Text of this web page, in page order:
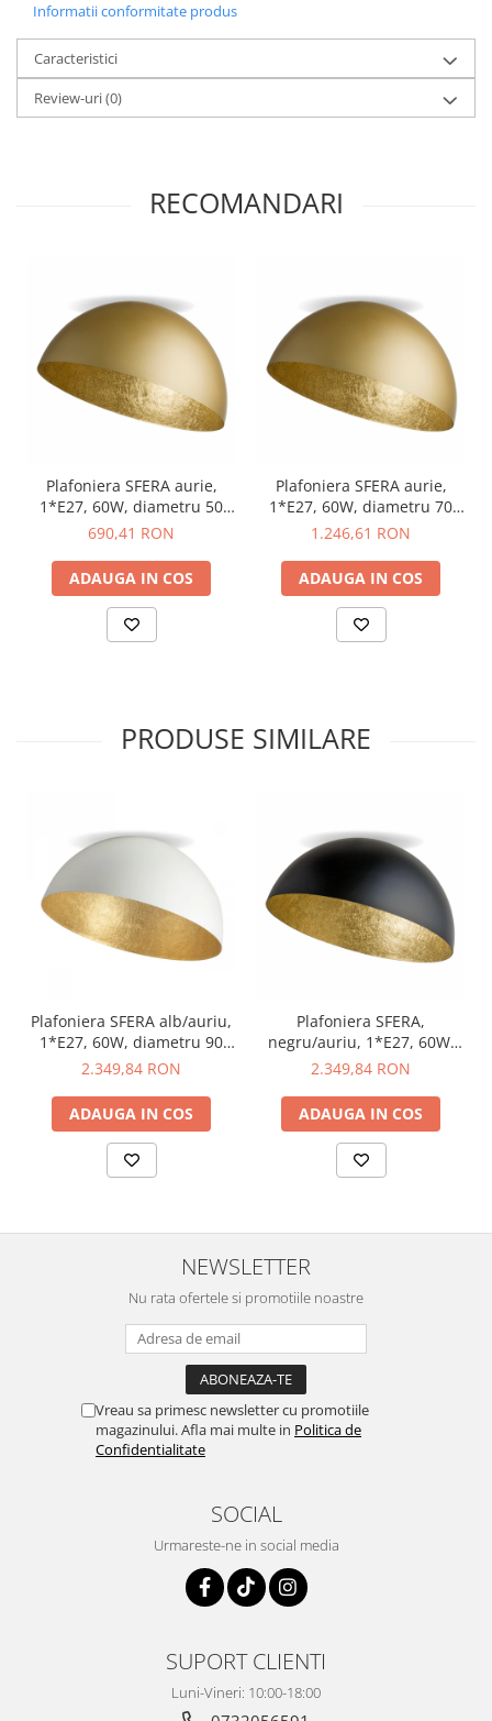
piata din anul 1996. Incepand din acest an, compania proiecteaza
si realizeaza corpuri de iluminat care decoreaza spatii rezidentiale
si comerciale din Polonia si din intreaga lume. Fiecare articol este
fabricat in Polonia, in fabrica Sigma din Częstochowa. Productia
se bazeaza pe componente poloneze.
Informatii conformitate produs
Caracteristici
Review-uri(0)
RECOMANDARI
Plafoniera SFERA aurie,
1*E27, 60W, diametru 50
cm - SIGMA
690,41 RON
ADAUGA IN COS
Plafoniera SFERA aurie,
1*E27, 60W, diametru 70
cm - SIGMA
1.246,61 RON
ADAUGA IN COS
PRODUSE SIMILARE
Plafoniera SFERA alb/auriu,
1*E27, 60W, diametru 90
cm - SIGMA
2.349,84 RON
ADAUGA IN COS
Plafoniera SFERA,
negru/auriu, 1*E27, 60W,
diametru 90 cm - SIGMA
2.349,84 RON
ADAUGA IN COS
NEWSLETTER
Nu rata ofertele si promotiile noastre
Vreau sa primesc newsletter cu promotiile
magazinului. Afla mai multe in Politica de
Confidentialitate
SOCIAL
Urmareste-ne in social media
SUPORT CLIENTI
Luni-Vineri: 10:00-18:00